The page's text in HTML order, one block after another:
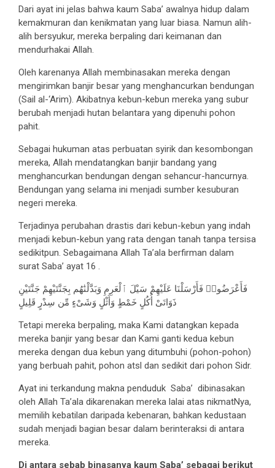
Dari ayat ini jelas bahwa kaum Saba’ awalnya hidup dalam
kemakmuran dan kenikmatan yang luar biasa. Namun alih-
alih bersyukur, mereka berpaling dari keimanan dan
mendurhakai Allah.
Oleh karenanya Allah membinasakan mereka dengan
mengirimkan banjir besar yang menghancurkan bendungan
(Sail al-‘Arim). Akibatnya kebun-kebun mereka yang subur
berubah menjadi hutan belantara yang dipenuhi pohon
pahit.
Sebagai hukuman atas perbuatan syirik dan kesombongan
mereka, Allah mendatangkan banjir bandang yang
menghancurkan bendungan dengan sehancur-hancurnya.
Bendungan yang selama ini menjadi sumber kesuburan
negeri mereka.
Terjadinya perubahan drastis dari kebun-kebun yang indah
menjadi kebun-kebun yang rata dengan tanah tanpa tersisa
sedikitpun. Sebagaimana Allah Ta’ala berfirman dalam
surat Saba’ ayat 16 .
فَأَعْرَضُوا۟ فَأَرْسَلْنَا عَلَيْهِمْ سَيْلَ ٱلْعَرِمِ وَبَدَّلْنَٰهُم بِجَنَّتَيْهِمْ جَنَّتَيْنِ
ذَوَاتَىْ أُكُلٍ خَمْطٍ وَأَثْلٍ وَشَىْءٍ مِّن سِدْرٍ قَلِيلٍ
Tetapi mereka berpaling, maka Kami datangkan kepada
mereka banjir yang besar dan Kami ganti kedua kebun
mereka dengan dua kebun yang ditumbuhi (pohon-pohon)
yang berbuah pahit, pohon atsl dan sedikit dari pohon Sidr.
Ayat ini terkandung makna penduduk Saba’ dibinasakan
oleh Allah Ta’ala dikarenakan mereka lalai atas nikmatNya,
memilih kebatilan daripada kebenaran, bahkan kedustaan
sudah menjadi bagian besar dalam berinteraksi di antara
mereka.
Di antara sebab binasanya kaum Saba’ sebagai berikut